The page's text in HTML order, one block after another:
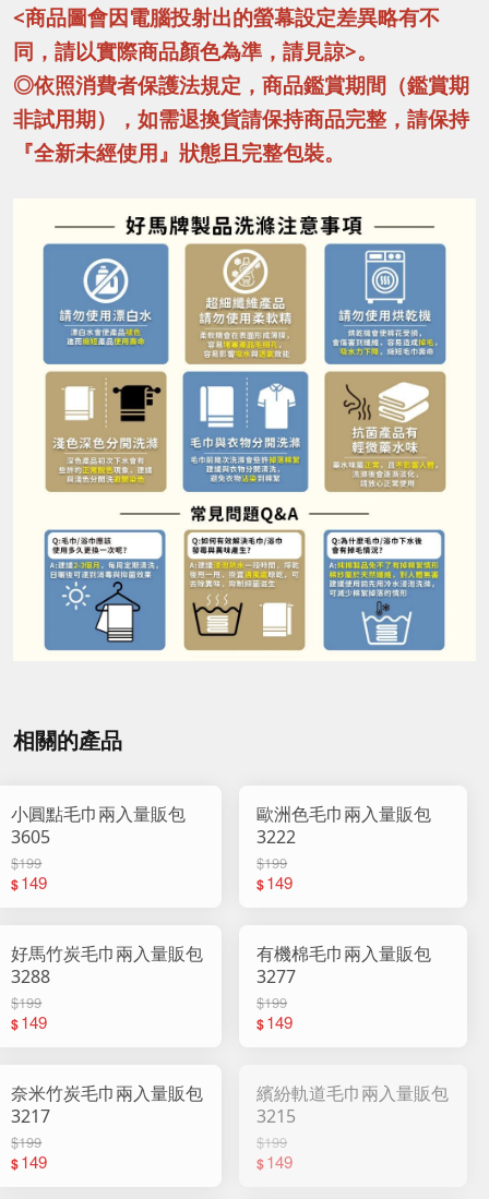
<商品圖會因電腦投射出的螢幕設定差異略有不
同，請以實際商品顏色為準，請見諒>。
◎依照消費者保護法規定，商品鑑賞期間（鑑賞期
非試用期），如需退換貨請保持商品完整，請保持
『全新未經使用』狀態且完整包裝。
相關的產品
小圓點毛巾兩入量販包
3605
$199
$149
歐洲色毛巾兩入量販包
3222
$199
$149
好馬竹炭毛巾兩入量販包
3288
$199
$149
有機棉毛巾兩入量販包
3277
$199
$149
奈米竹炭毛巾兩入量販包
3217
$199
$149
繽紛軌道毛巾兩入量販包
3215
$199
$149